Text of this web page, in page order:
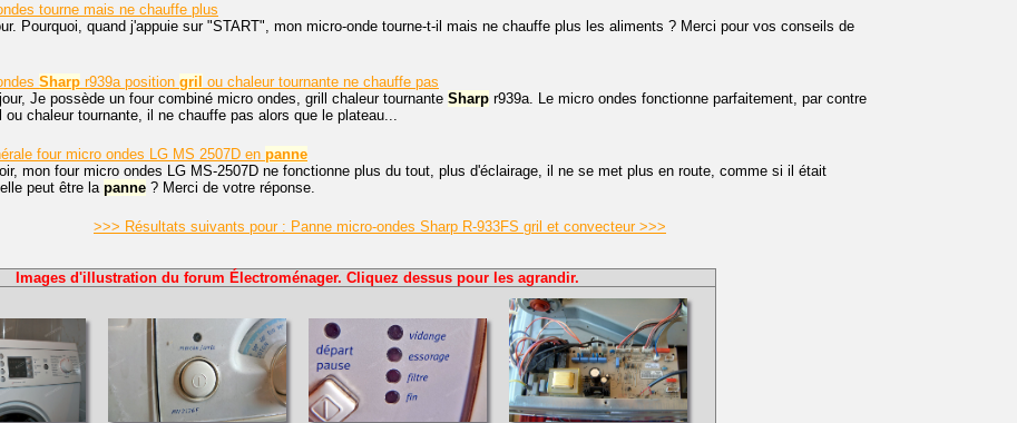
tourne mais ne chauffe plus
Pourquoi, quand j'appuie sur "START", mon micro-onde tourne-t-il mais ne chauffe plus les aliments ? Merci pour vos conseils de
Sharp r939a position gril ou chaleur tournante ne chauffe pas
Je possède un four combiné micro ondes, grill chaleur tournante Sharp r939a. Le micro ondes fonctionne parfaitement, par contre
ou chaleur tournante, il ne chauffe pas alors que le plateau...
four micro ondes LG MS 2507D en panne
mon four micro ondes LG MS-2507D ne fonctionne plus du tout, plus d'éclairage, il ne se met plus en route, comme si il était
peut être la panne ? Merci de votre réponse.
>>> Résultats suivants pour : Panne micro-ondes Sharp R-933FS gril et convecteur >>>
Images d'illustration du forum Électroménager. Cliquez dessus pour les agrandir.